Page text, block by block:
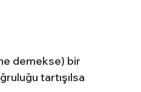
demekse) bir
tartışılsa